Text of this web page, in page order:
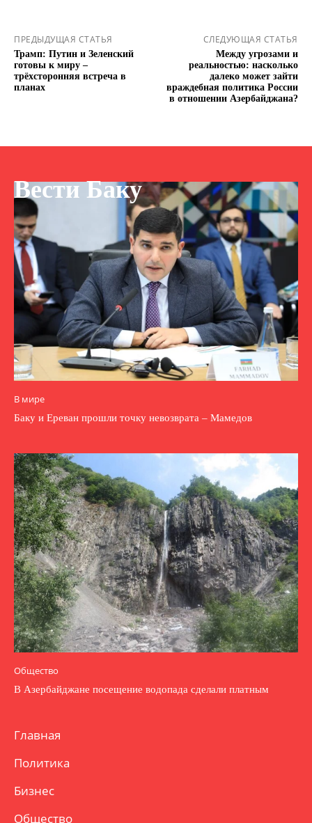
ПРЕДЫДУЩАЯ СТАТЬЯ
Трамп: Путин и Зеленский
готовы к миру –
трёхсторонняя встреча в
планах
СЛЕДУЮЩАЯ СТАТЬЯ
Между угрозами и
реальностью: насколько
далеко может зайти
враждебная политика России
в отношении Азербайджана?
Вести Баку
В мире
Баку и Ереван прошли точку невозврата – Мамедов
Общество
В Азербайджане посещение водопада сделали платным
Главная
Политика
Бизнес
Общество